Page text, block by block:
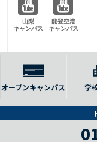
山梨
キャンパス
能登空港
キャンパス
オープンキャンパス 学